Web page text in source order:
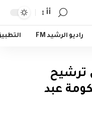
أأ
راديو الرشيد FM
ترشيح
عبد